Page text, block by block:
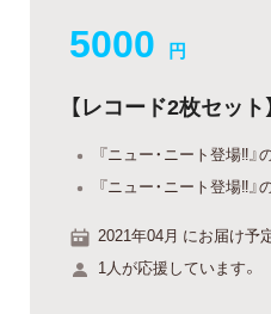
5000 円
【レコード2枚セット】
『ニュー・ニート登場‼』
『ニュー・ニート登場‼』
2021年04月 にお届け予
1人が応援しています。